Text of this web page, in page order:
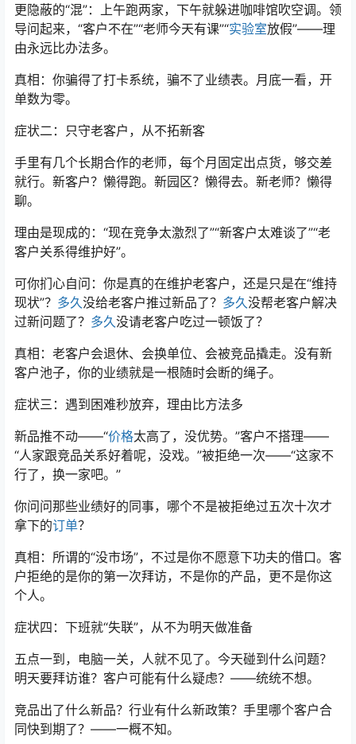
更隐蔽的“混”：上午跑两家，下午就躲进咖啡馆吹空调。领
导问起来，“客户不在”“老师今天有课”“实验室放假”——理
由永远比办法多。
真相：你骗得了打卡系统，骗不了业绩表。月底一看，开
单数为零。
症状二：只守老客户，从不拓新客
手里有几个长期合作的老师，每个月固定出点货，够交差
就行。新客户？懒得跑。新园区？懒得去。新老师？懒得
聊。
理由是现成的：“现在竞争太激烈了”“新客户太难谈了”“老
客户关系得维护好”。
可你扪心自问：你是真的在维护老客户，还是只是在“维持
现状”？ 多久没给老客户推过新品了？ 多久没帮老客户解决
过新问题了？ 多久没请老客户吃过一顿饭了？
真相：老客户会退休、会换单位、会被竞品撬走。没有新
客户池子，你的业绩就是一根随时会断的绳子。
症状三：遇到困难秒放弃，理由比方法多
新品推不动——“价格太高了，没优势。”客户不搭理——
“人家跟竞品关系好着呢，没戏。”被拒绝一次——“这家不
行了，换一家吧。”
你问问那些业绩好的同事，哪个不是被拒绝过五次十次才
拿下的订单？
真相：所谓的“没市场”，不过是你不愿意下功夫的借口。客
户拒绝的是你的第一次拜访，不是你的产品，更不是你这
个人。
症状四：下班就“失联”，从不为明天做准备
五点一到，电脑一关，人就不见了。今天碰到什么问题？
明天要拜访谁？客户可能有什么疑虑？——统统不想。
竞品出了什么新品？行业有什么新政策？手里哪个客户合
同快到期了？——一概不知。